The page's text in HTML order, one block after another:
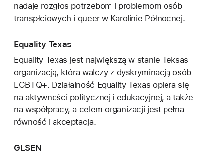
nadaje rozgłos potrzebom i problemom osób
transpłciowych i queer w Karolinie Północnej.
Equality Texas
Equality Texas jest największą w stanie Teksas
organizacją, która walczy z dyskryminacją osób
LGBTQ+. Działalność Equality Texas opiera się
na aktywności politycznej i edukacyjnej, a także
na współpracy, a celem organizacji jest pełna
równość i akceptacja.
GLSEN